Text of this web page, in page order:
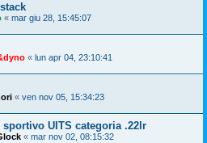
« mar giu 28, 15:45:07
« lun apr 04, 23:10:41
« ven nov 05, 15:34:23
UITS categoria .22lr
« mar nov 02, 08:15:32